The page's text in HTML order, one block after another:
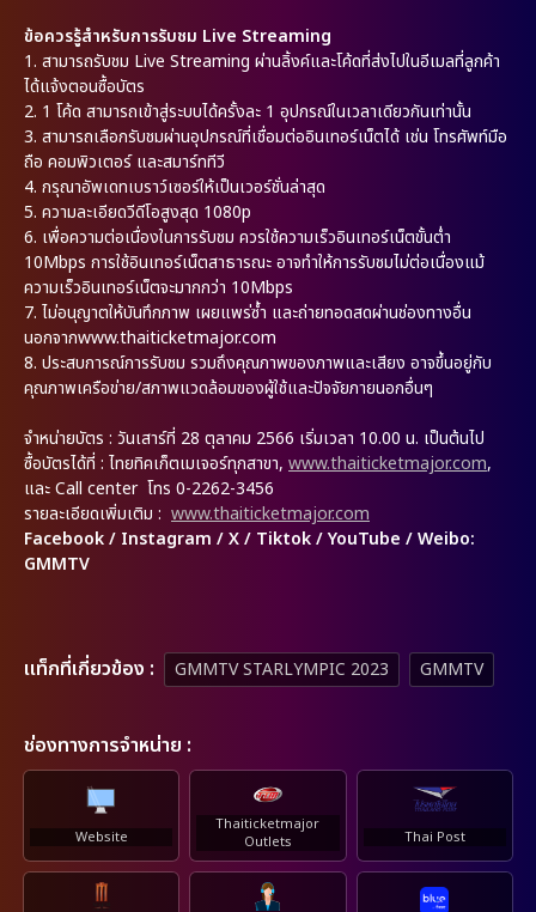
ข้อควรรู้สำหรับการรับชม Live Streaming
1. สามารถรับชม Live Streaming ผ่านลิ้งค์และโค้ดที่ส่งไปในอีเมลที่ลูกค้า
ได้แจ้งตอนซื้อบัตร
2. 1 โค้ด สามารถเข้าสู่ระบบได้ครั้งละ 1 อุปกรณ์ในเวลาเดียวกันเท่านั้น
3. สามารถเลือกรับชมผ่านอุปกรณ์ที่เชื่อมต่ออินเทอร์เน็ตได้ เช่น โทรศัพท์มือ
ถือ คอมพิวเตอร์ และสมาร์ททีวี
4. กรุณาอัพเดทเบราว์เซอร์ให้เป็นเวอร์ชั่นล่าสุด
5. ความละเอียดวีดีโอสูงสุด 1080p
6. เพื่อความต่อเนื่องในการรับชม ควรใช้ความเร็วอินเทอร์เน็ตขั้นต่ำ
10Mbps การใช้อินเทอร์เน็ตสาธารณะ อาจทำให้การรับชมไม่ต่อเนื่องแม้
ความเร็วอินเทอร์เน็ตจะมากกว่า 10Mbps
7. ไม่อนุญาตให้บันทึกภาพ เผยแพร่ซ้ำ และถ่ายทอดสดผ่านช่องทางอื่น
นอกจากwww.thaiticketmajor.com
8. ประสบการณ์การรับชม รวมถึงคุณภาพของภาพและเสียง อาจขึ้นอยู่กับ
คุณภาพเครือข่าย/สภาพแวดล้อมของผู้ใช้และปัจจัยภายนอกอื่นๆ
จำหน่ายบัตร : วันเสาร์ที่ 28 ตุลาคม 2566 เริ่มเวลา 10.00 น. เป็นต้นไป
ซื้อบัตรได้ที่ : ไทยทิคเก็ตเมเจอร์ทุกสาขา, www.thaiticketmajor.com,
และ Call center โทร 0-2262-3456
รายละเอียดเพิ่มเติม : www.thaiticketmajor.com
Facebook / Instagram / X / Tiktok / YouTube / Weibo:
GMMTV
เเท็กที่เกี่ยวข้อง : GMMTV STARLYMPIC 2023 GMMTV
ช่องทางการจำหน่าย :
Website
Thaiticketmajor
Outlets
Thai Post